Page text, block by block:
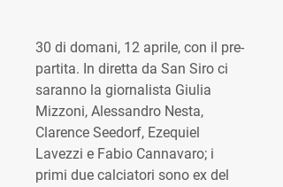
30 di domani, 12 aprile, con il pre-
partita. In diretta da San Siro ci
saranno la giornalista Giulia
Mizzoni, Alessandro Nesta,
Clarence Seedorf, Ezequiel
Lavezzi e Fabio Cannavaro; i
primi due calciatori sono ex del